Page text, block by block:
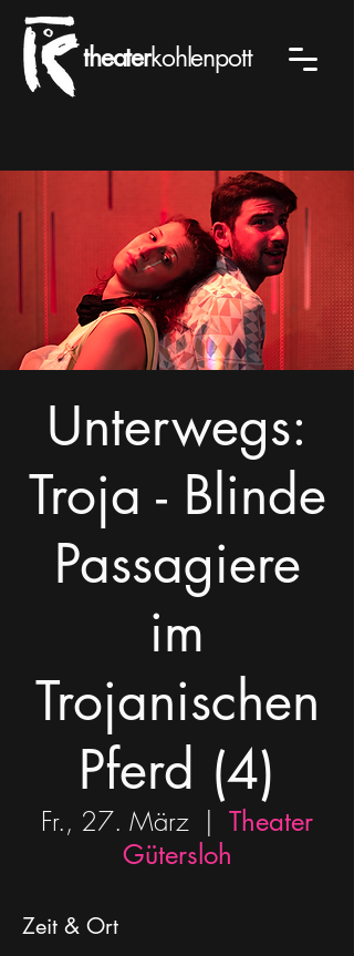
theaterkohlenpott
Unterwegs:
Troja - Blinde
Passagiere
im
Trojanischen
Pferd (4)
Fr., 27. März
  |
Theater
Gütersloh
Zeit & Ort